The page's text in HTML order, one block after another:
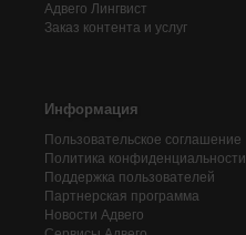
Адвего Лингвист
Заказ контента и услуг
Информация
Пользовательское соглашение
Политика конфиденциальности
Поддержка пользователей
Партнерская программа
Новости Адвего